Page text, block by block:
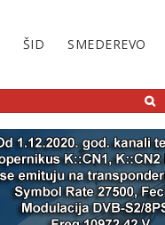
ŠID SMEDEREVO